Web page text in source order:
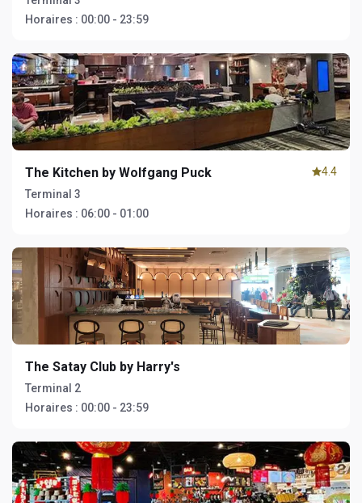
Horaires : 00:00 - 23:59
The Kitchen by Wolfgang Puck
Terminal 3
Horaires : 06:00 - 01:00
4.4
The Satay Club by Harry's
Terminal 2
Horaires : 00:00 - 23:59